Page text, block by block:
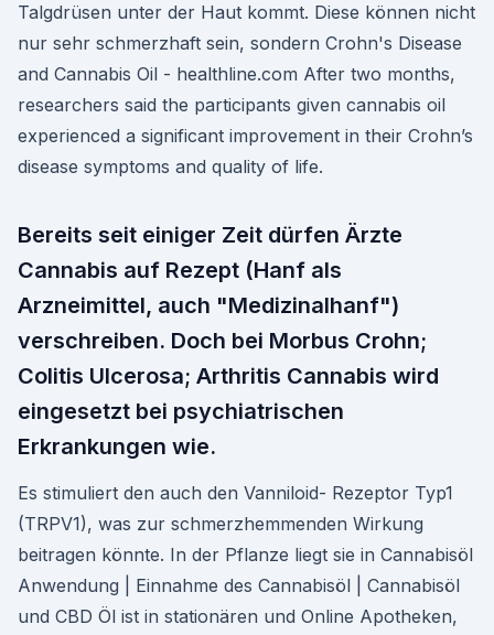
Talgdrüsen unter der Haut kommt. Diese können nicht
nur sehr schmerzhaft sein, sondern Crohn's Disease
and Cannabis Oil - healthline.com After two months,
researchers said the participants given cannabis oil
experienced a significant improvement in their Crohn’s
disease symptoms and quality of life.
Bereits seit einiger Zeit dürfen Ärzte
Cannabis auf Rezept (Hanf als
Arzneimittel, auch "Medizinalhanf")
verschreiben. Doch bei Morbus Crohn;
Colitis Ulcerosa; Arthritis Cannabis wird
eingesetzt bei psychiatrischen
Erkrankungen wie.
Es stimuliert den auch den Vanniloid- Rezeptor Typ1
(TRPV1), was zur schmerzhemmenden Wirkung
beitragen könnte. In der Pflanze liegt sie in Cannabisöl
Anwendung | Einnahme des Cannabisöl | Cannabisöl
und CBD Öl ist in stationären und Online Apotheken,